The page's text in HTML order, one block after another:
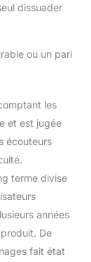
dissuader
ou un pari
les
et est jugée
écouteurs
terme divise
années
De
fait état